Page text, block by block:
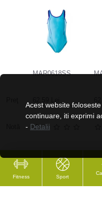
MAR0618SS
Fitness Sport
Acest website
continuare, iti exprimi
- Detalii